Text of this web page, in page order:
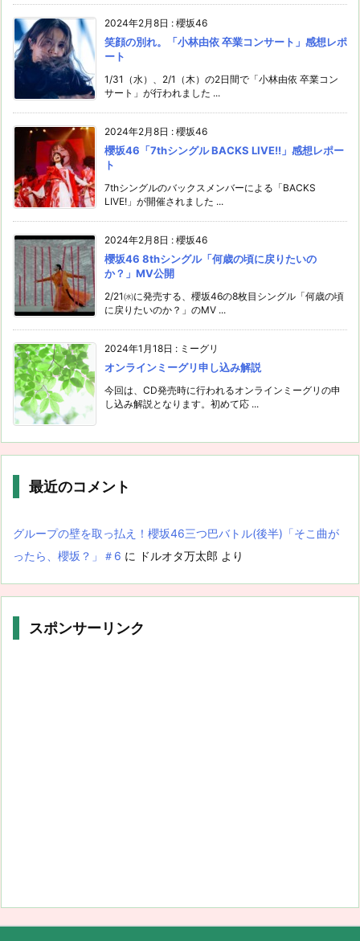
2024年2月8日 : 櫻坂46
笑顔の別れ。「小林由依 卒業コンサート」感想レポ
ート
1/31（水）、2/1（木）の2日間で「小林由依 卒業コン
サート」が行われました ...
2024年2月8日 : 櫻坂46
櫻坂46「7thシングル BACKS LIVE!!」感想レポー
ト
7thシングルのバックスメンバーによる「BACKS
LIVE!」が開催されました ...
2024年2月8日 : 櫻坂46
櫻坂46 8thシングル「何歳の頃に戻りたいの
か？」MV公開
2/21㈬に発売する、櫻坂46の8枚目シングル「何歳の頃
に戻りたいのか？」のMV ...
2024年1月18日 : ミーグリ
オンラインミーグリ申し込み解説
今回は、CD発売時に行われるオンラインミーグリの申
し込み解説となります。初めて応 ...
最近のコメント
グループの壁を取っ払え！櫻坂46三つ巴バトル(後半)「そこ曲が
ったら、櫻坂？」＃6 に ドルオタ万太郎 より
スポンサーリンク